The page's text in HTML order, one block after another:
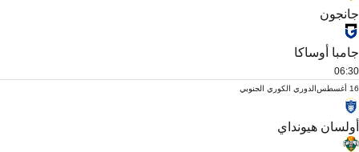
جانجون
جامبا أوساكا
06:30
16 أغسطس الدوري الكوري الجنوبي
أولسان هيونداي